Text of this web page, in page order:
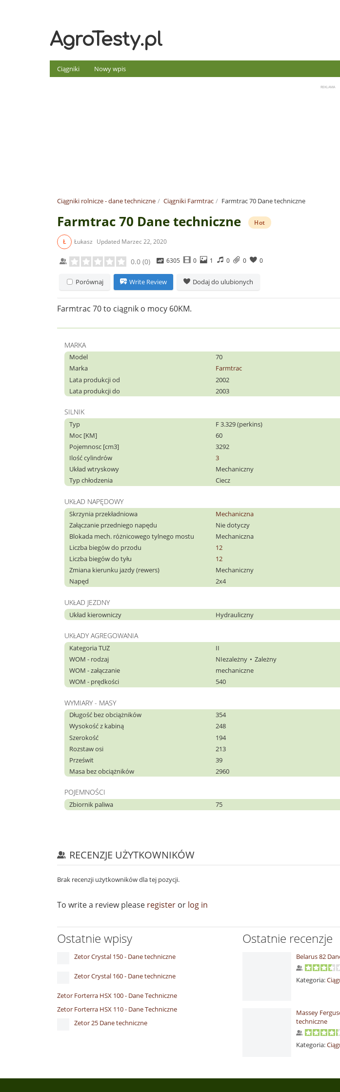
AgroTesty.pl
Ciągniki Nowy wpis
Ciągniki rolnicze - dane techniczne Ciągniki Farmtrac Farmtrac 70 Dane techniczne
Farmtrac 70 Dane techniczne Hot
Ł Łukasz Updated Marzec 22, 2020
0.0 (0) 6305 0 1 0 0 0
Porównaj Write Review Dodaj do ulubionych
Farmtrac 70 to ciągnik o mocy 60KM.
MARKA
Model
70
Marka
Farmtrac
Lata produkcji od
2002
Lata produkcji do
2003
SILNIK
Typ
F 3.329 (perkins)
Moc [KM]
60
Pojemnosc [cm3]
3292
Ilość cylindrów
3
Układ wtryskowy
Mechaniczny
Typ chłodzenia
Ciecz
UKŁAD NAPĘDOWY
Skrzynia przekładniowa
Mechaniczna
Załączanie przedniego napędu
Nie dotyczy
Blokada mech. różnicowego tylnego mostu
Mechaniczna
Liczba biegów do przodu
12
Liczba biegów do tyłu
12
Zmiana kierunku jazdy (rewers)
Mechaniczny
Napęd
2x4
UKŁAD JEZDNY
Układ kierowniczy Hydrauliczny
UKŁADY AGREGOWANIA
Kategoria TUZ
II
WOM - rodzaj
NIezależny
Zależny
WOM - załączanie
mechaniczne
WOM - prędkości
540
WYMIARY - MASY
Długość bez obciążników
354
Wysokość z kabiną
248
Szerokość
194
Rozstaw osi
213
Prześwit
39
Masa bez obciążników
2960
POJEMNOŚCI
Zbiornik paliwa 75
RECENZJE UŻYTKOWNIKÓW
Brak recenzji użytkowników dla tej pozycji.
To write a review please register or log in
Ostatnie wpisy
Zetor Crystal 150 - Dane techniczne
Zetor Crystal 160 - Dane techniczne
Zetor Forterra HSX 100 - Dane Techniczne
Zetor Forterra HSX 110 - Dane Techniczne
Zetor 25 Dane techniczne
Ostatnie recenzje
Belarus 82
Kategoria:
Massey
techniczne
Kategoria: